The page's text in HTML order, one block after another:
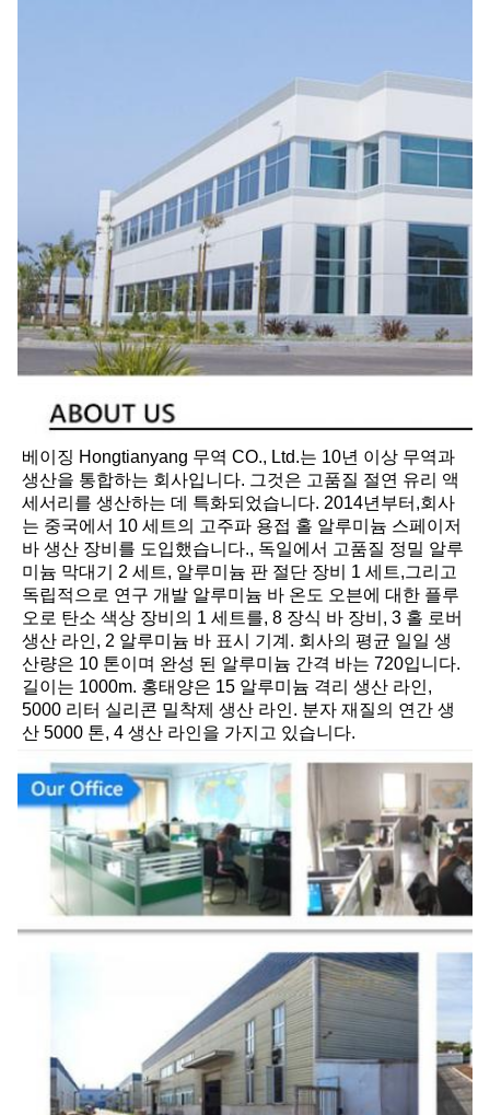
베이징 Hongtianyang 무역 CO., Ltd.는 10년 이상 무역과
생산을 통합하는 회사입니다. 그것은 고품질 절연 유리 액
세서리를 생산하는 데 특화되었습니다. 2014년부터,회사
는 중국에서 10 세트의 고주파 용접 홀 알루미늄 스페이저
바 생산 장비를 도입했습니다., 독일에서 고품질 정밀 알루
미늄 막대기 2 세트, 알루미늄 판 절단 장비 1 세트,그리고
독립적으로 연구 개발 알루미늄 바 온도 오븐에 대한 플루
오로 탄소 색상 장비의 1 세트를, 8 장식 바 장비, 3 홀 로버
생산 라인, 2 알루미늄 바 표시 기계. 회사의 평균 일일 생
산량은 10 톤이며 완성 된 알루미늄 간격 바는 720입니다.
길이는 1000m. 홍태양은 15 알루미늄 격리 생산 라인,
5000 리터 실리콘 밀착제 생산 라인. 분자 재질의 연간 생
산 5000 톤, 4 생산 라인을 가지고 있습니다.